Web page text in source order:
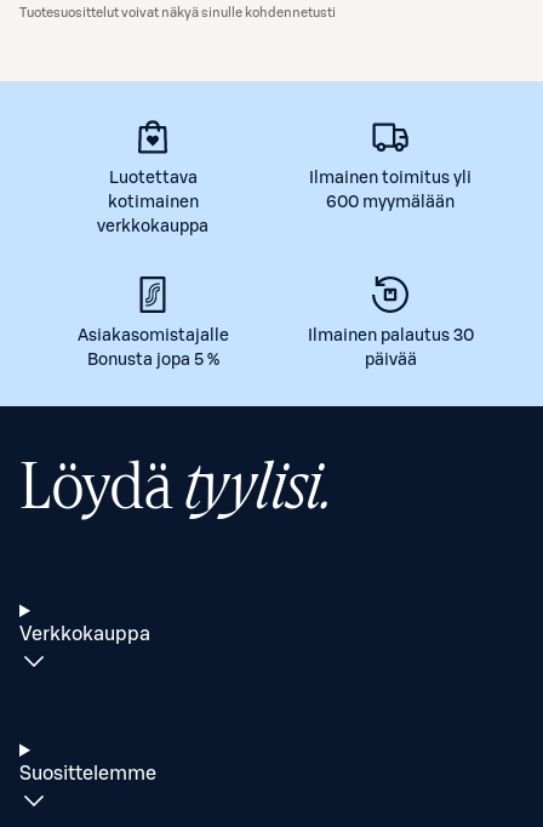
Tuotesuosittelut voivat näkyä sinulle kohdennetusti
Luotettava
kotimainen
verkkokauppa
Ilmainen toimitus yli
600 myymälään
Asiakasomistajalle
Bonusta jopa 5 %
Ilmainen palautus 30
päivää
Löydätyylisi.
Verkkokauppa
Suosittelemme